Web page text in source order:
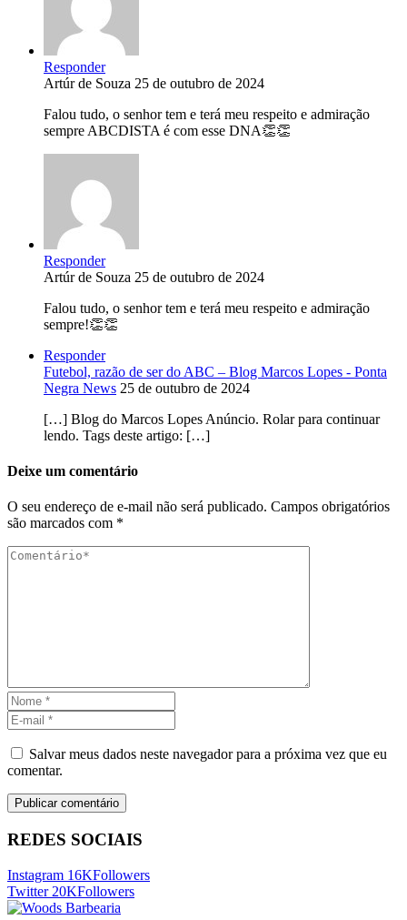
Responder
Artúr de Souza 25 de outubro de 2024
Falou tudo, o senhor tem e terá meu respeito e admiração
sempre ABCDISTA é com esse DNA👏👏
Responder
Artúr de Souza 25 de outubro de 2024
Falou tudo, o senhor tem e terá meu respeito e admiração
sempre!👏👏
Responder
Futebol, razão de ser do ABC – Blog Marcos Lopes - Ponta
Negra News 25 de outubro de 2024
[…] Blog do Marcos Lopes Anúncio. Rolar para continuar
lendo. Tags deste artigo: […]
Deixe um comentário
O seu endereço de e-mail não será publicado. Campos obrigatórios
são marcados com *
Salvar meus dados neste navegador para a próxima vez que eu
comentar.
REDES SOCIAIS
Instagram 16KFollowers
Twitter 20KFollowers